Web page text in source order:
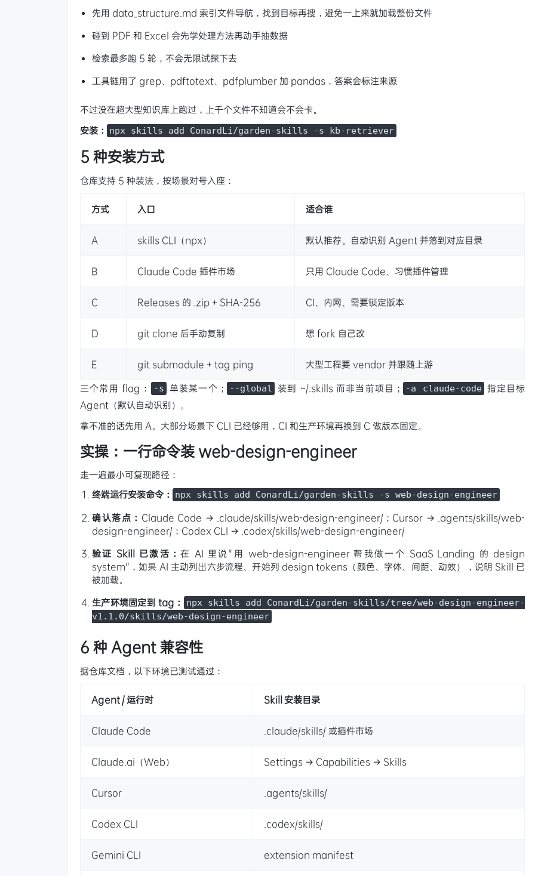
先用 data_structure.md 索引文件导航，找到目标再搜，避免一上来就加载整份文件
碰到 PDF 和 Excel 会先学处理方法再动手抽数据
检索最多跑 5 轮，不会无限试探下去
工具链用了 grep、pdftotext、pdfplumber 加 pandas，答案会标注来源
不过没在超大型知识库上跑过，上千个文件不知道会不会卡。
安装：
npx skills add ConardLi/garden-skills -s kb-retriever
5 种安装方式
仓库支持 5 种装法，按场景对号入座：
方式 入口 适合谁
A skills CLI（npx） 默认推荐。自动识别 Agent 并落到对应目录
B Claude Code 插件市场 只用 Claude Code、习惯插件管理
C Releases 的 .zip + SHA-256 CI、内网、需要锁定版本
D git clone 后手动复制 想 fork 自己改
E git submodule + tag ping
大型工程要 vendor 并跟随上游
三个常用 flag：
-s 单装某一个； --global 装到 ~/.skills 而非当前项目； -a claude-code 指定目标
Agent（默认自动识别）。
拿不准的话先用 A。大部分场景下 CLI 已经够用，CI 和生产环境再换到 C 做版本固定。
实操：一行命令装 web-design-engineer
走一遍最小可复现路径：
终端运行安装命令：
npx skills add ConardLi/garden-skills -s web-design-engineer
确认落点： Claude Code → .claude/skills/web-design-engineer/；Cursor → .agents/skills/web-
design-engineer/；Codex CLI → .codex/skills/web-design-engineer/
验证 Skill 已激活：在 AI 里说"用 web-design-engineer 帮我做一个 SaaS Landing 的 design
system"，如果 AI 主动列出六步流程、开始列 design tokens（颜色、字体、间距、动效），说明 Skill 已
被加载。
生产环境固定到 tag：
npx skills add ConardLi/garden-skills/tree/web-design-engineer-
v1.1.0/skills/web-design-engineer
6 种 Agent 兼容性
据仓库文档，以下环境已测试通过：
Agent / 运行时 Skill 安装目录
Claude Code .claude/skills/ 或插件市场
Claude.ai（Web） Settings → Capabilities → Skills
Cursor .agents/skills/
Codex CLI .codex/skills/
Gemini CLI extension manifest